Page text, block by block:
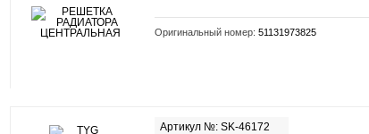
Оригинальный номер: 51131973825
Артикул №: SK-46172